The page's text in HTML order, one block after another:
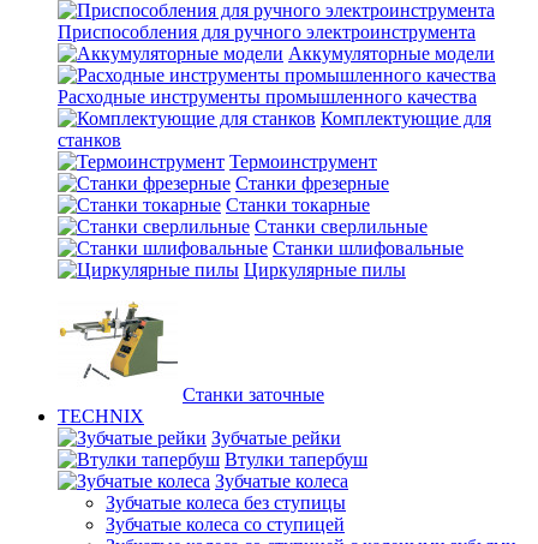
Приспособления для ручного электроинструмента
Аккумуляторные модели
Расходные инструменты промышленного качества
Комплектующие для
станков
Термоинструмент
Станки фрезерные
Станки токарные
Станки сверлильные
Станки шлифовальные
Циркулярные пилы
Станки заточные
TECHNIX
Зубчатые рейки
Втулки тапербуш
Зубчатые колеса
Зубчатые колеса без ступицы
Зубчатые колеса со ступицей